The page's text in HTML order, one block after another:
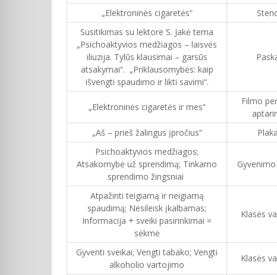
„Elektroninės cigaretės“
Susitikimas su lektore S. Jakė tema
„Psichoaktyvios medžiagos – laisvės
iliuzija. Tylūs klausimai – garsūs
atsakymai“. „Priklausomybės: kaip
išvengti spaudimo ir likti savimi“.
„Elektroninės cigaretės ir mes“
Filmo
„Aš – prieš žalingus įpročius“
Psichoaktyvios medžiagos;
Atsakomybė už sprendimą; Tinkamo
sprendimo žingsniai
Atpažinti teigiamą ir neigiamą
spaudimą; Nesileisk įkalbamas;
Informacija + sveiki pasirinkimai =
sėkmė
Klasės
Gyventi sveikai; Vengti tabako; Vengti
alkoholio vartojimo
Klasės